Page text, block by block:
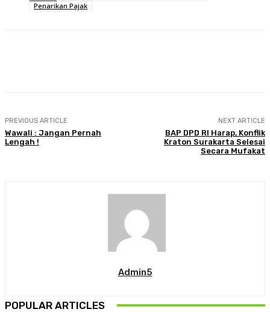
Penarikan Pajak
PREVIOUS ARTICLE
Wawali : Jangan Pernah
Lengah !
NEXT ARTICLE
BAP DPD RI Harap, Konflik
Kraton Surakarta Selesai
Secara Mufakat
Admin5
POPULAR ARTICLES